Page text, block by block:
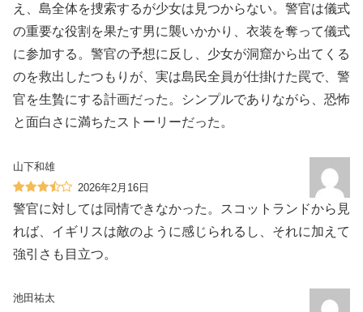
え、島全体を捜索するが少女は見つからない。警官は儀式
の重要な役割を果たす男に襲いかかり、衣装を奪って儀式
に参加する。警官の予想に反し、少女が洞窟から出てくる
のを救出したつもりが、実は島民全員が仕掛けた罠で、警
官を生贄にする計画だった。シンプルでありながら、恐怖
と面白さに満ちたストーリーだった。
山下和雄
2026年2月16日
警官に対しては同情できなかった。スコットランドから見
れば、イギリスは敵のように感じられるし、それに加えて
強引さも目立つ。
池田祐太